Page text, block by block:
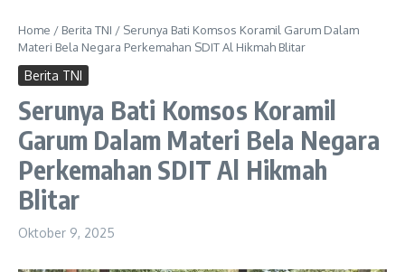
Home / Berita TNI / Serunya Bati Komsos Koramil Garum Dalam
Materi Bela Negara Perkemahan SDIT Al Hikmah Blitar
Berita TNI
Serunya Bati Komsos Koramil
Garum Dalam Materi Bela Negara
Perkemahan SDIT Al Hikmah
Blitar
Oktober 9, 2025